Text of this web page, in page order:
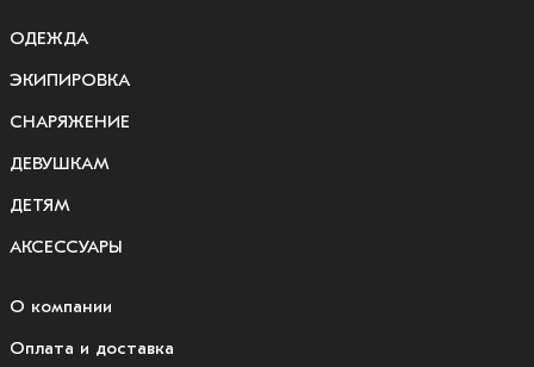
ОДЕЖДА
ЭКИПИРОВКА
СНАРЯЖЕНИЕ
ДЕВУШКАМ
ДЕТЯМ
АКСЕССУАРЫ
О компании
Оплата и доставка